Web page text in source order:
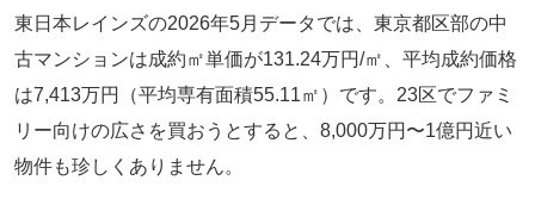
東日本レインズの2026年5月データでは、東京都区部の中
古マンションは成約㎡単価が131.24万円/㎡、平均成約価格
は7,413万円（平均専有面積55.11㎡）です。23区でファミ
リー向けの広さを買おうとすると、8,000万円〜1億円近い
物件も珍しくありません。